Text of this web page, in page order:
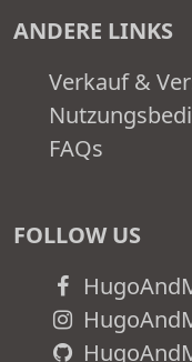
ANDERE LINKS
Verkauf &
FAQs
FOLLOW US